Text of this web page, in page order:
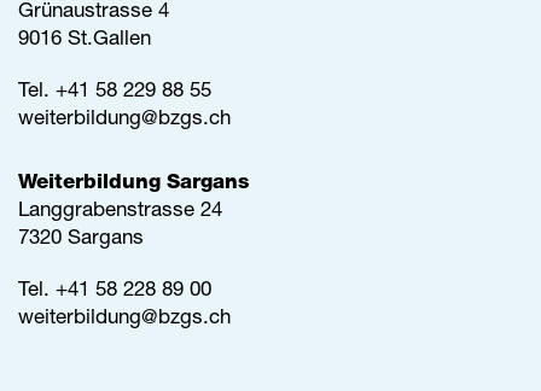
Grünaustrasse 4
9016 St.Gallen
Tel. +41 58 229 88 55
weiterbildung@bzgs.ch
Weiterbildung Sargans
Langgrabenstrasse 24
7320 Sargans
Tel. +41 58 228 89 00
weiterbildung@bzgs.ch